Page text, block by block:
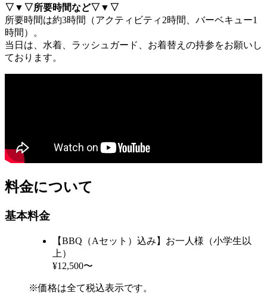
▽▼▽所要時間など▽▼▽
所要時間は約3時間（アクティビティ2時間、バーベキュー1
時間）。
当日は、水着、ラッシュガード、お着替えの持参をお願いし
ております。
料金について
基本料金
【BBQ（Aセット）込み】お一人様（小学生以
上）
¥12,500〜
※価格は全て税込表示です。